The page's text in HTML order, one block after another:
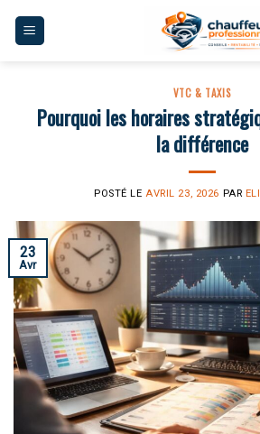
VTC & TAXIS
Pourquoi les horaires
la différence
POSTÉ LE AVRIL 23, 2026 PAR
23
Avr